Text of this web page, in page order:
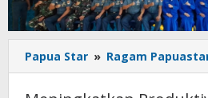
Papua Star » Ragam